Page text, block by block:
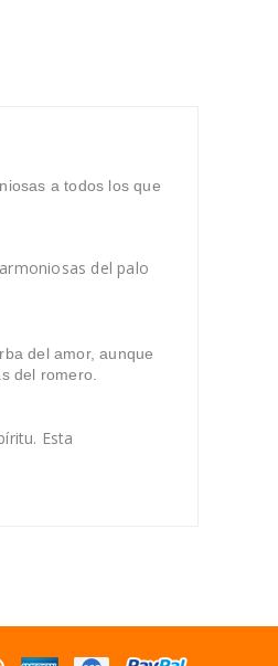
a todos los que
del palo
del amor, aunque
del romero.
Esta